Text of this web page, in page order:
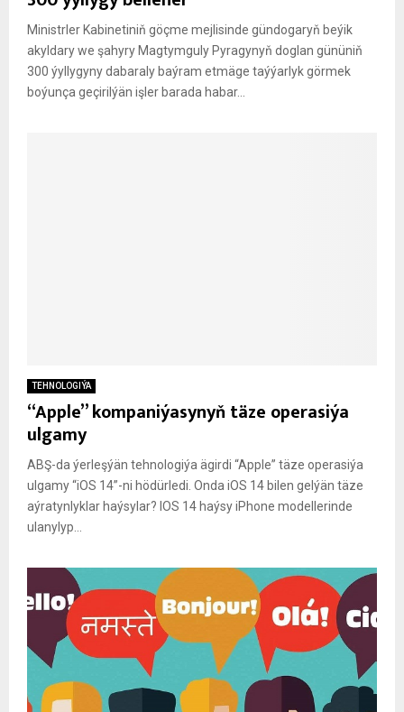
Ministrler Kabinetiniň göçme mejlisinde gündogaryň beýik
akyldary we şahyry Magtymguly Pyragynyň doglan gününiň
300 ýyllygyny dabaraly baýram etmäge taýýarlyk görmek
boýunça geçirilýän işler barada habar...
TEHNOLOGIÝA
“Apple” kompaniýasynyň täze operasiýa
ulgamy
ABŞ-da ýerleşýän tehnologiýa ägirdi “Apple” täze operasiýa
ulgamy “iOS 14”-ni hödürledi. Onda iOS 14 bilen gelýän täze
aýratynlyklar haýsylar? IOS 14 haýsy iPhone modellerinde
ulanylyp...